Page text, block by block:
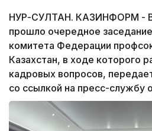
НУР-СУЛТАН. КАЗИНФОРМ - В
прошло очередное
комитета Федерации
Казахстан, в ходе которого
кадровых вопросов,
со ссылкой на пресс-службу